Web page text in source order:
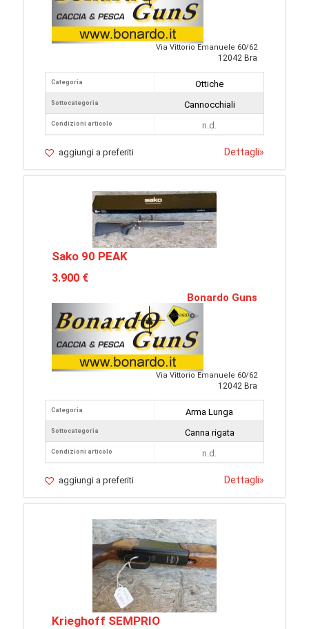
Via Vittorio Emanuele 60/62
12042 Bra
Categoria
Sottocategoria
Condizioni articolo
Ottiche
Cannocchiali
n.d.
aggiungi a preferiti Dettagli»
Sako 90 PEAK
3.900 €
Bonardo Guns
Via Vittorio Emanuele 60/62
12042 Bra
Categoria
Sottocategoria
Condizioni articolo
Arma Lunga
Canna rigata
n.d.
aggiungi a preferiti Dettagli»
Krieghoff SEMPRIO